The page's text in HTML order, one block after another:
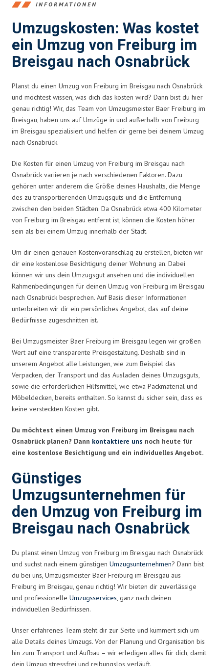
INFORMATIONEN
Umzugskosten: Was kostet
ein Umzug von Freiburg im
Breisgau nach Osnabrück
Planst du einen Umzug von Freiburg im Breisgau nach Osnabrück
und möchtest wissen, was dich das kosten wird? Dann bist du hier
genau richtig! Wir, das Team von Umzugsmeister Baer Freiburg im
Breisgau, haben uns auf Umzüge in und außerhalb von Freiburg
im Breisgau spezialisiert und helfen dir gerne bei deinem Umzug
nach Osnabrück.
Die Kosten für einen Umzug von Freiburg im Breisgau nach
Osnabrück variieren je nach verschiedenen Faktoren. Dazu
gehören unter anderem die Größe deines Haushalts, die Menge
des zu transportierenden Umzugsguts und die Entfernung
zwischen den beiden Städten. Da Osnabrück etwa 400 Kilometer
von Freiburg im Breisgau entfernt ist, können die Kosten höher
sein als bei einem Umzug innerhalb der Stadt.
Um dir einen genauen Kostenvoranschlag zu erstellen, bieten wir
dir eine kostenlose Besichtigung deiner Wohnung an. Dabei
können wir uns dein Umzugsgut ansehen und die individuellen
Rahmenbedingungen für deinen Umzug von Freiburg im Breisgau
nach Osnabrück besprechen. Auf Basis dieser Informationen
unterbreiten wir dir ein persönliches Angebot, das auf deine
Bedürfnisse zugeschnitten ist.
Bei Umzugsmeister Baer Freiburg im Breisgau legen wir großen
Wert auf eine transparente Preisgestaltung. Deshalb sind in
unserem Angebot alle Leistungen, wie zum Beispiel das
Verpacken, der Transport und das Ausladen deines Umzugsguts,
sowie die erforderlichen Hilfsmittel, wie etwa Packmaterial und
Möbeldecken, bereits enthalten. So kannst du sicher sein, dass es
keine versteckten Kosten gibt.
Du möchtest einen Umzug von Freiburg im Breisgau nach
Osnabrück planen? Dann kontaktiere uns noch heute für
eine kostenlose Besichtigung und ein individuelles Angebot.
Günstiges
Umzugsunternehmen für
den Umzug von Freiburg im
Breisgau nach Osnabrück
Du planst einen Umzug von Freiburg im Breisgau nach Osnabrück
und suchst nach einem günstigen Umzugsunternehmen? Dann bist
du bei uns, Umzugsmeister Baer Freiburg im Breisgau aus
Freiburg im Breisgau, genau richtig! Wir bieten dir zuverlässige
und professionelle Umzugsservices, ganz nach deinen
individuellen Bedürfnissen.
Unser erfahrenes Team steht dir zur Seite und kümmert sich um
alle Details deines Umzugs. Von der Planung und Organisation bis
hin zum Transport und Aufbau – wir erledigen alles für dich, damit
dein Umzug stressfrei und reibungslos verläuft.